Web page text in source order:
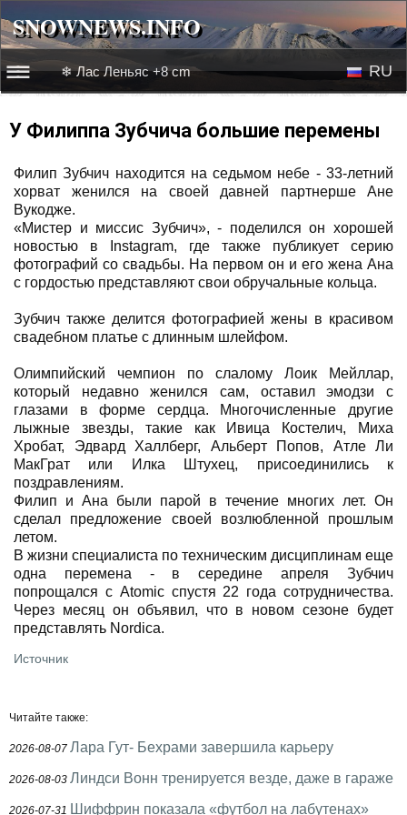
SNOWNEWS.INFO
☰☰
Лыжное видео
❄ Лас Леньяс +8 cm RU
У Филиппа Зубчича большие перемены
Филип Зубчич находится на седьмом небе - 33-летний
хорват женился на своей давней партнерше Ане
Вукодже.
«Мистер и миссис Зубчич», - поделился он хорошей
новостью в Instagram, где также публикует серию
фотографий со свадьбы. На первом он и его жена Ана
с гордостью представляют свои обручальные кольца.
Зубчич также делится фотографией жены в красивом
свадебном платье с длинным шлейфом.
Олимпийский чемпион по слалому Лоик Мейллар,
который недавно женился сам, оставил эмодзи с
глазами в форме сердца. Многочисленные другие
лыжные звезды, такие как Ивица Костелич, Миха
Хробат, Эдвард Халлберг, Альберт Попов, Атле Ли
МакГрат или Илка Штухец, присоединились к
поздравлениям.
Филип и Ана были парой в течение многих лет. Он
сделал предложение своей возлюбленной прошлым
летом.
В жизни специалиста по техническим дисциплинам еще
одна перемена - в середине апреля Зубчич
попрощался с Atomic спустя 22 года сотрудничества.
Через месяц он объявил, что в новом сезоне будет
представлять Nordica.
Источник
Читайте также:
2026-08-07 Лара Гут- Бехрами завершила карьеру
2026-08-03 Линдси Вонн тренируется везде, даже в гараже
2026-07-31 Шиффрин показала «футбол на лабутенах»